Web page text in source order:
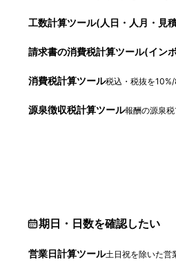
工数計算ツール(人日・人月・見
請求書の消費税計算ツール(イン
消費税計算ツール税込・税抜を
源泉徴収税計算ツール
期日・日数を確認したい
営業日計算ツール土日祝を除いた